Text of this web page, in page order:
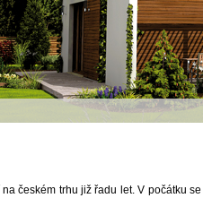
českém trhu již řadu let. V počátku